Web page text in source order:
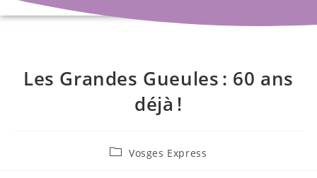
Les Grandes Gueules : 60 ans
déjà !
Vosges Express